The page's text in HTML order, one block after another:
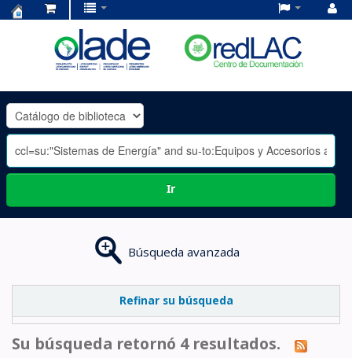
OLADE
-
Ir
Búsqueda avanzada
Refinar su búsqueda
Su búsqueda retornó 4 resultados.